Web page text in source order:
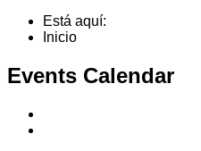
Está aquí:
Inicio
Events Calendar